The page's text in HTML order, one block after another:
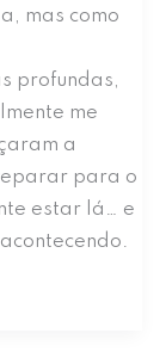
mas como
profundas,
me
a
para o
estar lá… e